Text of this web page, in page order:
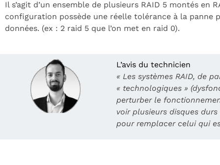
Il s’agit d’un ensemble de plusieurs RAID 5 montés en
configuration possède une réelle tolérance à la panne
données. (ex : 2 raid 5 que l’on met en raid 0).
L’avis du technicien
« Les systèmes RAID, de
« technologiques »
perturber le
voir plusieurs disques
pour remplacer celui qui